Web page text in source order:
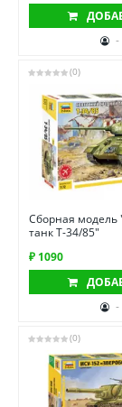
-
(0)
Сборная модель
танк Т-34/85"
₽ 1090
-
(0)